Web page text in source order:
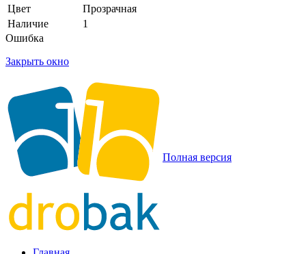
Цвет
Прозрачная
Наличие
1
Ошибка
Закрыть окно
Полная версия